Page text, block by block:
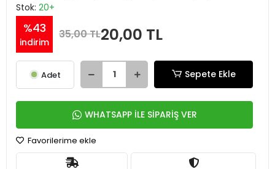
Stok: 20+
%43
indirim
35,00 TL20,00 TL
Adet Sepete Ekle
WHATSAPP İLE SİPARİŞ VER
Favorilerime ekle